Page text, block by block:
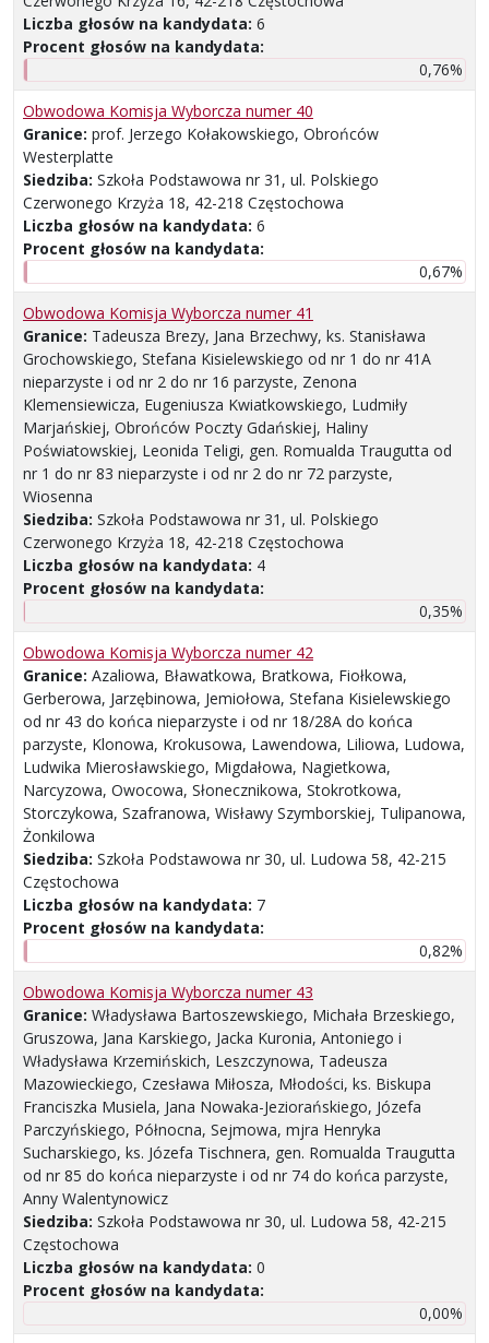
Liczba głosów na kandydata: 6
Procent głosów na kandydata:
0,76%
Obwodowa Komisja Wyborcza numer 40
Granice: prof. Jerzego Kołakowskiego, Obrońców
Westerplatte
Siedziba: Szkoła Podstawowa nr 31, ul. Polskiego
Czerwonego Krzyża 18, 42-218 Częstochowa
Liczba głosów na kandydata: 6
Procent głosów na kandydata:
0,67%
Obwodowa Komisja Wyborcza numer 41
Granice: Tadeusza Brezy, Jana Brzechwy, ks. Stanisława
Grochowskiego, Stefana Kisielewskiego od nr 1 do nr 41A
nieparzyste i od nr 2 do nr 16 parzyste, Zenona
Klemensiewicza, Eugeniusza Kwiatkowskiego, Ludmiły
Marjańskiej, Obrońców Poczty Gdańskiej, Haliny
Poświatowskiej, Leonida Teligi, gen. Romualda Traugutta od
nr 1 do nr 83 nieparzyste i od nr 2 do nr 72 parzyste,
Wiosenna
Siedziba: Szkoła Podstawowa nr 31, ul. Polskiego
Czerwonego Krzyża 18, 42-218 Częstochowa
Liczba głosów na kandydata: 4
Procent głosów na kandydata:
0,35%
Obwodowa Komisja Wyborcza numer 42
Granice: Azaliowa, Bławatkowa, Bratkowa, Fiołkowa,
Gerberowa, Jarzębinowa, Jemiołowa, Stefana Kisielewskiego
od nr 43 do końca nieparzyste i od nr 18/28A do końca
parzyste, Klonowa, Krokusowa, Lawendowa, Liliowa, Ludowa,
Ludwika Mierosławskiego, Migdałowa, Nagietkowa,
Narcyzowa, Owocowa, Słonecznikowa, Stokrotkowa,
Storczykowa, Szafranowa, Wisławy Szymborskiej, Tulipanowa,
Żonkilowa
Siedziba: Szkoła Podstawowa nr 30, ul. Ludowa 58, 42-215
Częstochowa
Liczba głosów na kandydata: 7
Procent głosów na kandydata:
0,82%
Obwodowa Komisja Wyborcza numer 43
Granice: Władysława Bartoszewskiego, Michała Brzeskiego,
Gruszowa, Jana Karskiego, Jacka Kuronia, Antoniego i
Władysława Krzemińskich, Leszczynowa, Tadeusza
Mazowieckiego, Czesława Miłosza, Młodości, ks. Biskupa
Franciszka Musiela, Jana Nowaka-Jeziorańskiego, Józefa
Parczyńskiego, Północna, Sejmowa, mjra Henryka
Sucharskiego, ks. Józefa Tischnera, gen. Romualda Traugutta
od nr 85 do końca nieparzyste i od nr 74 do końca parzyste,
Anny Walentynowicz
Siedziba: Szkoła Podstawowa nr 30, ul. Ludowa 58, 42-215
Częstochowa
Liczba głosów na kandydata: 0
Procent głosów na kandydata:
0,00%